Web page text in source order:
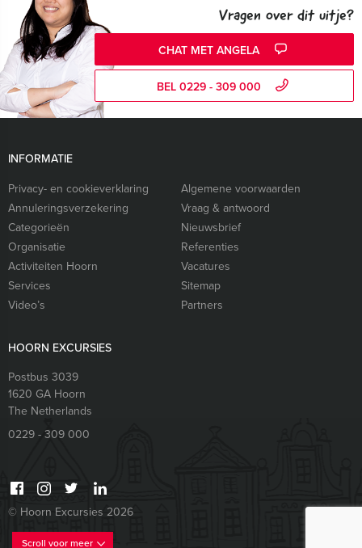
Scroll voor meer
Vragen over dit uitje?
CHAT MET ANGELA
BEL 0229 - 309 000
INFORMATIE
Privacy- en cookieverklaring
Algemene voorwaarden
Annuleringsverzekering
Vraag & antwoord
Categorieën
Nieuwsbrief
Organisatie
Referenties
Activiteiten Hoorn
Vacatures
Services
Sitemap
Video’s
Partners
HOORN EXCURSIES
Postbus 3039
1620 GA Hoorn
The Netherlands
0229 - 309 000
© Hoorn Excursies 2026